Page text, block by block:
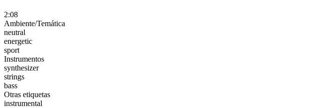
2:08
Ambiente/Temática
neutral
energetic
sport
Instrumentos
synthesizer
strings
bass
Otras etiquetas
instrumental